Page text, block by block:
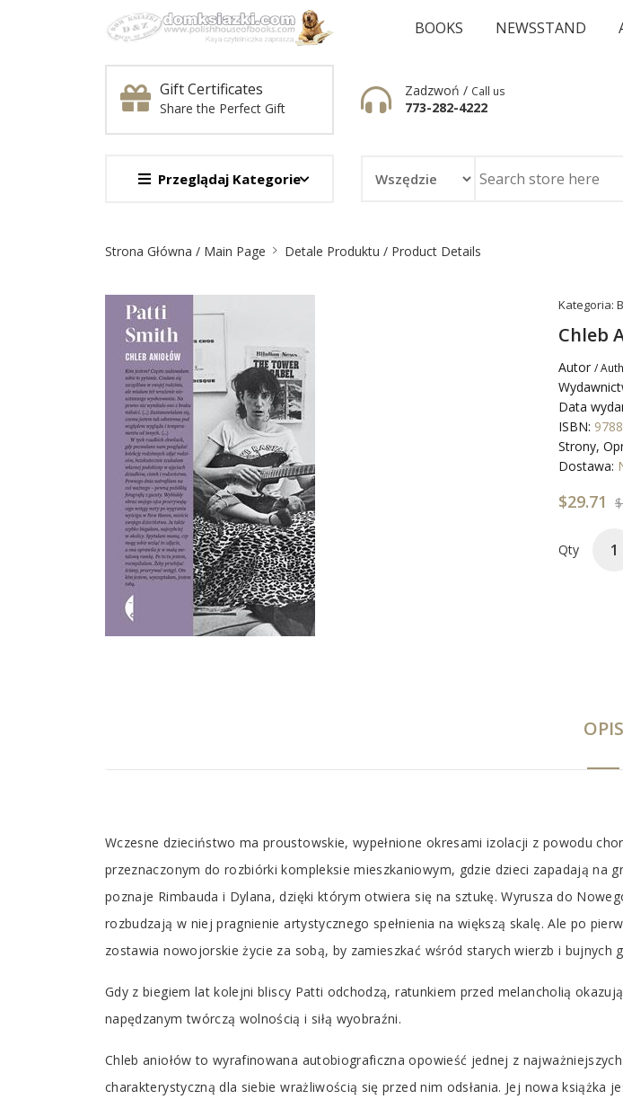
BOOKS NEWSSTAND
Gift Certificates
Share the Perfect Gift
Zadzwoń / Call us
773-282-4222
Przeglądaj Kategorie
NawigacjaStrona Główna / Main Page Detale Produktu / Product Details
Kategoria:
Chleb
Autor /
Data
ISBN:
Strony,
Dostawa:
$29.71
Qty
OPIS
Tab
Article
Wczesne dzieciństwo ma proustowskie, wypełnione okresami izolacji z powodu
przeznaczonym do rozbiórki kompleksie mieszkaniowym, gdzie dzieci zapadają na
poznaje Rimbauda i Dylana, dzięki którym otwiera się na sztukę. Wyrusza do
rozbudzają w niej pragnienie artystycznego spełnienia na większą skalę. Ale po
zostawia nowojorskie życie za sobą, by zamieszkać wśród starych wierzb i bujnych
Gdy z biegiem lat kolejni bliscy Patti odchodzą, ratunkiem przed melancholią
napędzanym twórczą wolnością i siłą wyobraźni.
Chleb aniołów to wyrafinowana autobiograficzna opowieść jednej z
charakterystyczną dla siebie wrażliwością się przed nim odsłania. Jej nowa